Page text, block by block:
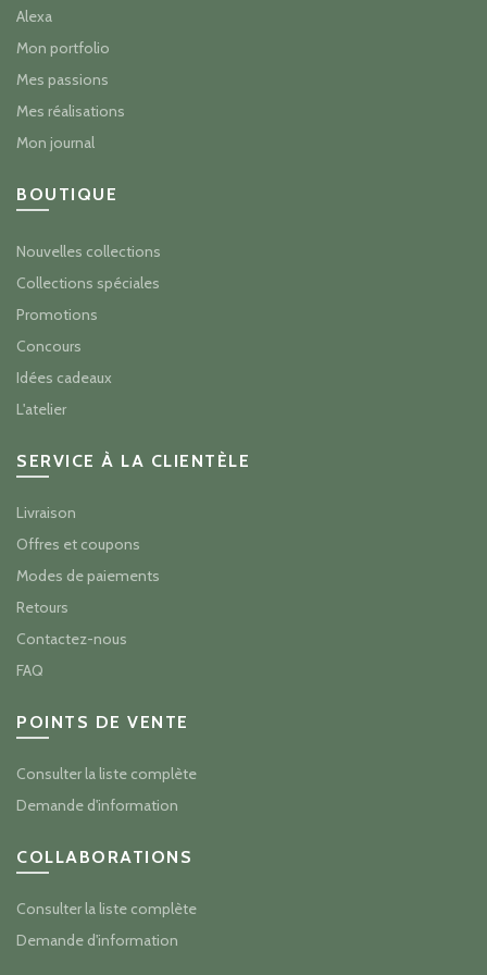
Alexa
Mon portfolio
Mes passions
Mes réalisations
Mon journal
BOUTIQUE
Nouvelles collections
Collections spéciales
Promotions
Concours
Idées cadeaux
L'atelier
SERVICE À LA CLIENTÈLE
Livraison
Offres et coupons
Modes de paiements
Retours
Contactez-nous
FAQ
POINTS DE VENTE
Consulter la liste complète
Demande d'information
COLLABORATIONS
Consulter la liste complète
Demande d'information